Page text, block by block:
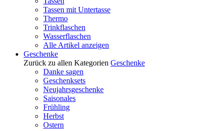
Tassen mit Untertasse
Thermo
Trinkflaschen
Wasserflaschen
Alle Artikel anzeigen
Geschenke
Zurück zu allen Kategorien Geschenke
Danke sagen
Geschenksets
Neujahrsgeschenke
Saisonales
Frühling
Herbst
Ostern